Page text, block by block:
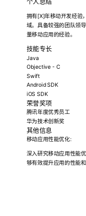
个人总结
拥有[X]年移动开发经验
域。具备较强的团队领
量移动应用的经验。
技能专长
Java
Objective - C
Swift
Android SDK
iOS SDK
荣誉奖项
腾讯年度优秀员工
华为技术创新奖
其他信息
移动应用性能优化:
深入研究移动应用性能
够有效提升应用的性能和